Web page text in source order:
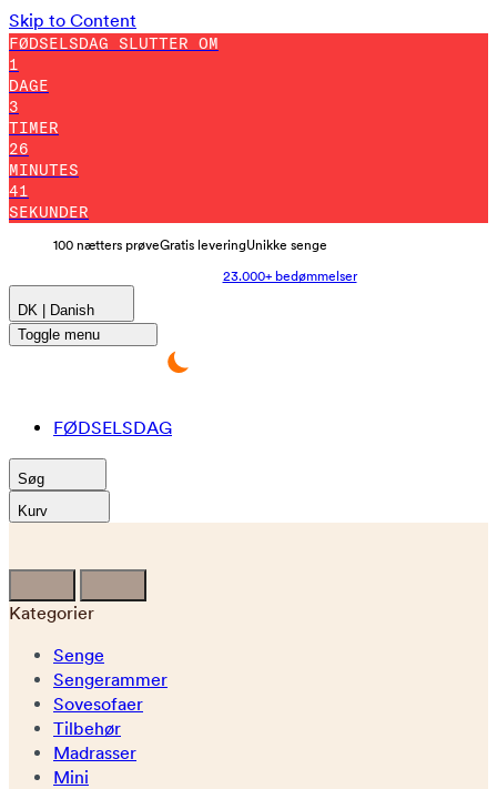
Skip to Content
FØDSELSDAG SLUTTER OM
1
DAGE
3
TIMER
26
MINUTES
30
SEKUNDER
100 nætters prøveGratis leveringUnikke senge
23.000+ bedømmelser
DK | Danish
Toggle menu
FØDSELSDAG
Søg
Kurv
Kategorier
Senge
Sengerammer
Sovesofaer
Tilbehør
Madrasser
Mini